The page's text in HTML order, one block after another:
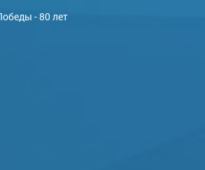
- 80 лет